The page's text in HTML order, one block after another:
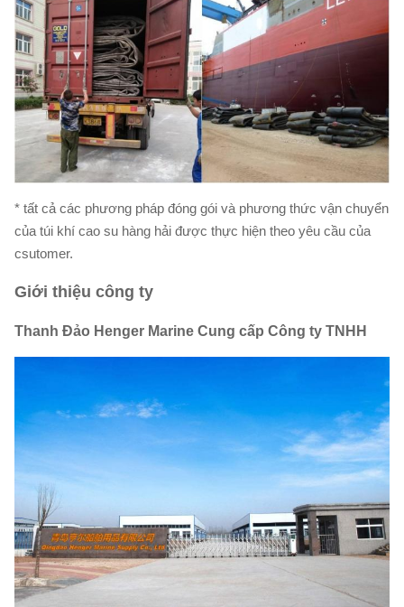
* tất cả các phương pháp đóng gói và phương thức vận chuyển
của túi khí cao su hàng hải được thực hiện theo yêu cầu của
csutomer.
Giới thiệu công ty
Thanh Đảo Henger Marine Cung cấp Công ty TNHH